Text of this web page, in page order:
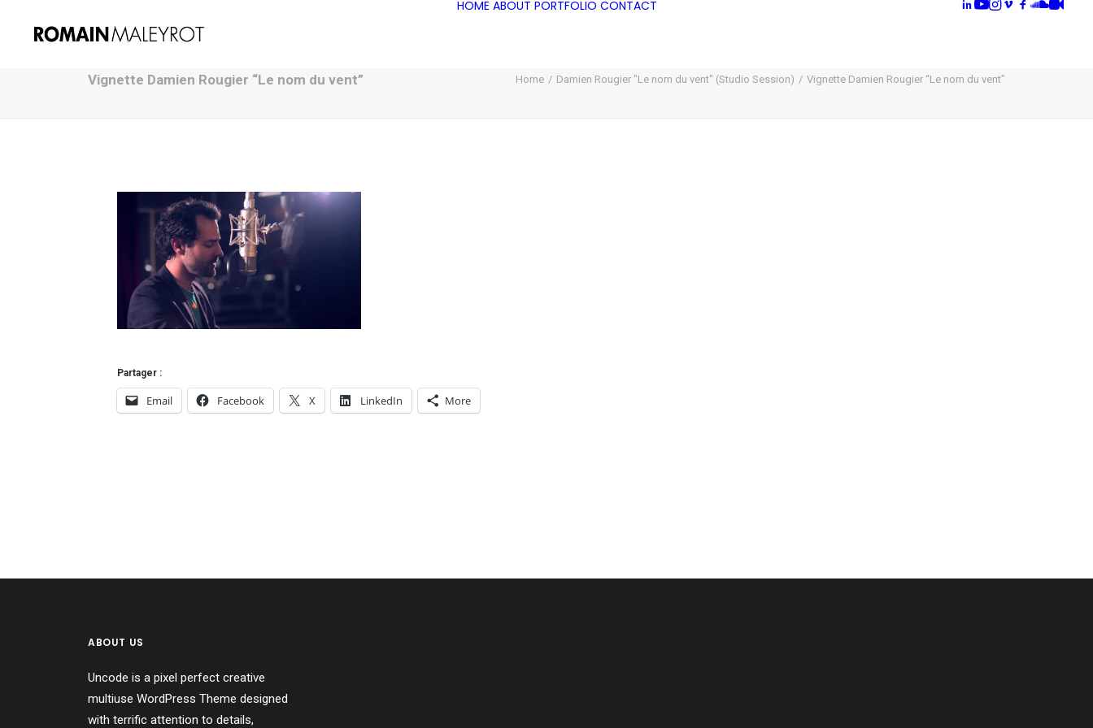
HOME ABOUT PORTFOLIO CONTACT
Vignette Damien Rougier “Le nom du vent” Home Damien Rougier "Le nom du vent" (Studio Session) Vignette Damien Rougier “Le nom du vent”
Partager :
Email Facebook X LinkedIn More
ABOUT US
Uncode is a pixel perfect creative
multiuse WordPress Theme designed
with terrific attention to details,